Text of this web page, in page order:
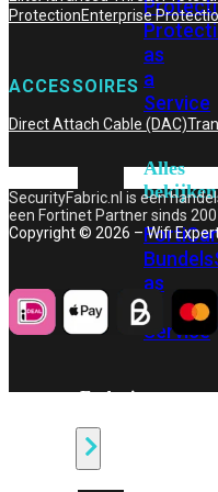
as
a
Service
Alles
bekijken
Bundels
as
a
Service
Endpoint
ProtectionEnterprise
ACCESSOIRES
Direct Attach Cable (DAC)
SecurityFabric.nl is een
een Fortinet Partner sinds
Copyright © 2026 – Wifi